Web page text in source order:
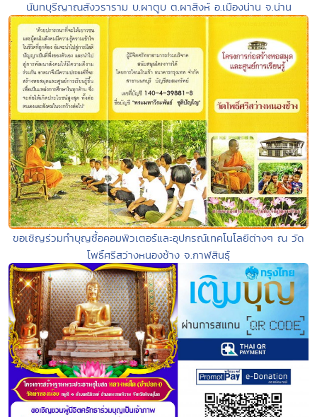
นันทบุรีญาณสังวราราม บ.ผาตูบ ต.ผาสิงห์ อ.เมืองน่าน จ.น่าน
ขอเชิญร่วมทำบุญซื้อคอมพิวเตอร์และอุปกรณ์เทคโนโลยีต่างๆ ณ วัด
โพธิ์ศรีสว่างหนองช้าง จ.กาฬสินธุ์